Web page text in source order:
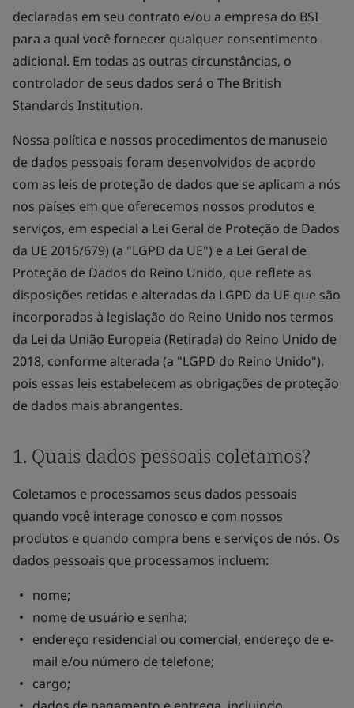
declaradas em seu contrato e/ou a empresa do BSI
para a qual você fornecer qualquer consentimento
adicional. Em todas as outras circunstâncias, o
controlador de seus dados será o The British
Standards Institution.
Nossa política e nossos procedimentos de manuseio
de dados pessoais foram desenvolvidos de acordo
com as leis de proteção de dados que se aplicam a nós
nos países em que oferecemos nossos produtos e
serviços, em especial a Lei Geral de Proteção de Dados
da UE 2016/679) (a "LGPD da UE") e a Lei Geral de
Proteção de Dados do Reino Unido, que reflete as
disposições retidas e alteradas da LGPD da UE que são
incorporadas à legislação do Reino Unido nos termos
da Lei da União Europeia (Retirada) do Reino Unido de
2018, conforme alterada (a "LGPD do Reino Unido"),
pois essas leis estabelecem as obrigações de proteção
de dados mais abrangentes.
1. Quais dados pessoais coletamos?
Coletamos e processamos seus dados pessoais
quando você interage conosco e com nossos
produtos e quando compra bens e serviços de nós. Os
dados pessoais que processamos incluem:
nome;
nome de usuário e senha;
endereço residencial ou comercial, endereço de e-
mail e/ou número de telefone;
cargo;